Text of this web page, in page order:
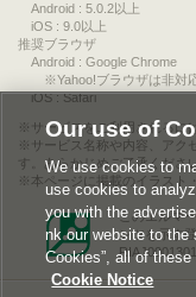
Android : 5.0.2以上
iOS : 9.0以上
推奨ブラウザ
Android : Google Chrome
※Yahoo!ブラウザは非対
iOS : Safari
サービスをご利用されるに
サービス名称や内容、アク
す。あらかじめご了承くださ
本ページに掲載のイラスト
このエルマ
ンツを示す
Our use of
We use cookies to
use cookies to
you with the
nk our website to the
Cookies”, all of
Cookie Notice